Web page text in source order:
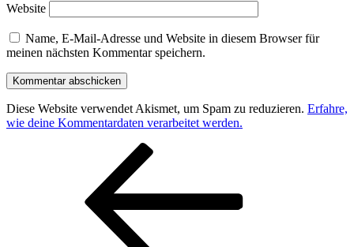
Website
Name, E-Mail-Adresse und Website in diesem Browser für
meinen nächsten Kommentar speichern.
Diese Website verwendet Akismet, um Spam zu reduzieren. Erfahre,
wie deine Kommentardaten verarbeitet werden.
Beitragsnavigation